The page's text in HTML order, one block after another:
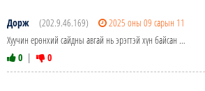
Дорж (202.9.46.169)
2025 оны 09 сарын 11
Хуучин ерөнхий сайдны авгай нь эрэгтэй хүн байсан …
0 | 0